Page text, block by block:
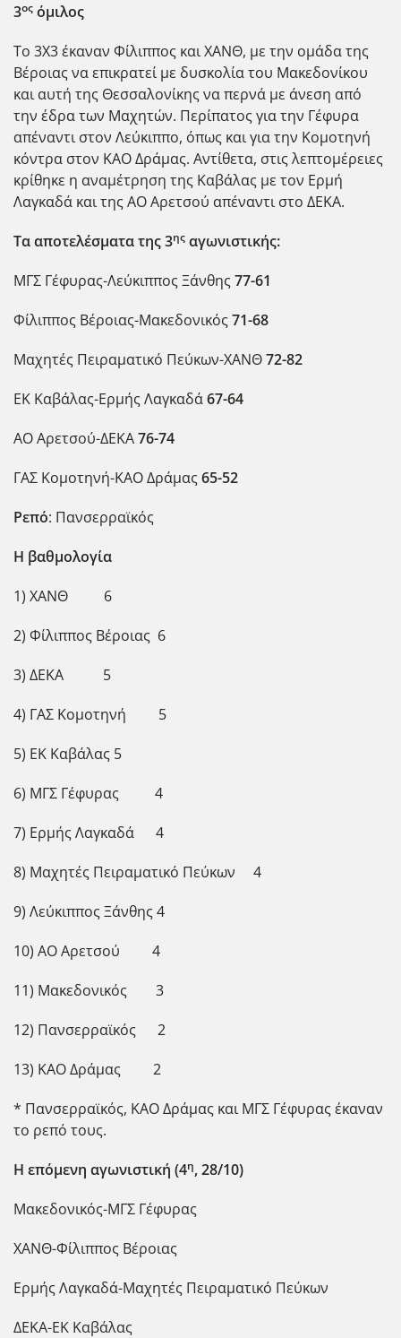
3ος όμιλος
Το 3Χ3 έκαναν Φίλιππος και ΧΑΝΘ, με την ομάδα της
Βέροιας να επικρατεί με δυσκολία του Μακεδονίκου
και αυτή της Θεσσαλονίκης να περνά με άνεση από
την έδρα των Μαχητών. Περίπατος για την Γέφυρα
απέναντι στον Λεύκιππο, όπως και για την Κομοτηνή
κόντρα στον ΚΑΟ Δράμας. Αντίθετα, στις λεπτομέρειες
κρίθηκε η αναμέτρηση της Καβάλας με τον Ερμή
Λαγκαδά και της ΑΟ Αρετσού απέναντι στο ΔΕΚΑ.
Τα αποτελέσματα της 3ης αγωνιστικής:
ΜΓΣ Γέφυρας-Λεύκιππος Ξάνθης77-61
Φίλιππος Βέροιας-Μακεδονικός71-68
Μαχητές Πειραματικό Πεύκων-ΧΑΝΘ72-82
ΕΚ Καβάλας-Ερμής Λαγκαδά67-64
ΑΟ Αρετσού-ΔΕΚΑ76-74
ΓΑΣ Κομοτηνή-ΚΑΟ Δράμας65-52
Ρεπό: Πανσερραϊκός
Η βαθμολογία
1) ΧΑΝΘ 6
2) Φίλιππος Βέροιας 6
3) ΔΕΚΑ 5
4) ΓΑΣ Κομοτηνή 5
5) ΕΚ Καβάλας 5
6) ΜΓΣ Γέφυρας 4
7) Ερμής Λαγκαδά 4
8) Μαχητές Πειραματικό Πεύκων 4
9) Λεύκιππος Ξάνθης 4
10) ΑΟ Αρετσού 4
11) Μακεδονικός 3
12) Πανσερραϊκός 2
13) ΚΑΟ Δράμας 2
* Πανσερραϊκός, ΚΑΟ Δράμας και ΜΓΣ Γέφυρας έκαναν
το ρεπό τους.
Η επόμενη αγωνιστική (4η, 28/10)
Μακεδονικός-ΜΓΣ Γέφυρας
ΧΑΝΘ-Φίλιππος Βέροιας
Ερμής Λαγκαδά-Μαχητές Πειραματικό Πεύκων
ΔΕΚΑ-ΕΚ Καβάλας